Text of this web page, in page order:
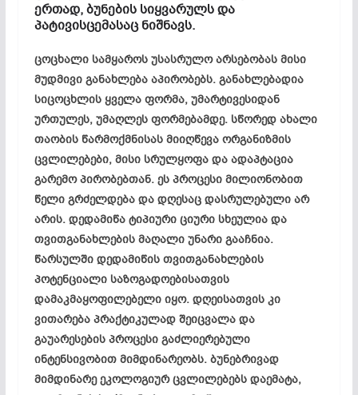
ერთად, ბუნების სიყვარულს და
პატივისცემასაც ნიშნავს.
ცოცხალი სამყაროს უსასრულო არსებობას მისი
მუდმივი განახლება აპირობებს. განახლებადია
სიცოცხლის ყველა ფორმა, უმარტივესიდან
ურთულეს, უმაღლეს ფორმებამდე. სწორედ ახალი
თაობის წარმოქმნისას მიიღწევა ორგანიზმის
ცვლილებები, მისი სრულყოფა და ადაპტაცია
გარემო პირობებთან. ეს პროცესი მილიონობით
წელი გრძელდება და დღესაც დასრულებული არ
არის. დედამიწა ტიპიური ციური სხეულია და
თვითგანახლების მაღალი უნარი გააჩნია.
წარსულში დედამიწის თვითგანახლების
პოტენციალი საზოგადოებისათვის
დამაკმაყოფილებელი იყო. დღეისათვის კი
ვითარება პრაქტიკულად შეიცვალა და
გაუარესების პროცესი გაძლიერებული
ინტენსივობით მიმდინარეობს. ბუნებრივად
მიმდინარე ეკოლოგიურ ცვლილებებს დაემატა,